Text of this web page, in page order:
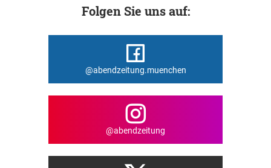
Folgen Sie uns auf:
@abendzeitung.muenchen
@abendzeitung